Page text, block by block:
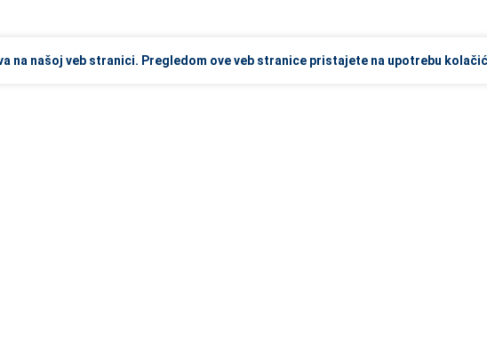
na našoj veb stranici. Pregledom ove veb stranice pristajete na upotrebu